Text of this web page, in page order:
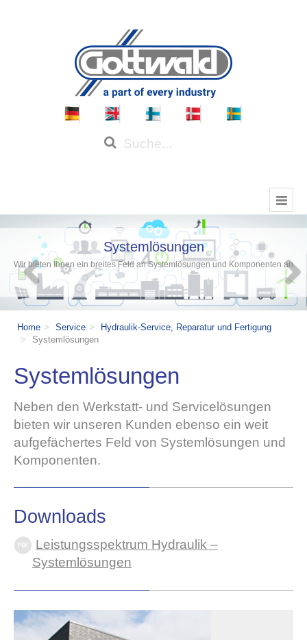
Systemlösungen
Wir bieten Ihnen ein breites Feld an Systemlösungen und Komponenten an
Home Service
Hydraulik-Service, Reparatur und Fertigung
Systemlösungen
Systemlösungen
Neben den Werkstatt- und Servicelösungen
bieten wir unseren Kunden ebenso ein weit
aufgefächertes Feld von Systemlösungen und
Komponenten.
Downloads
Leistungsspektrum Hydraulik –
Systemlösungen